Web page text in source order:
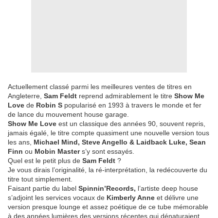
Actuellement classé parmi les meilleures ventes de titres en
Angleterre, Sam Feldt reprend admirablement le titre Show Me
Love de Robin S popularisé en 1993 à travers le monde et fer
de lance du mouvement house garage.
Show Me Love est un classique des années 90, souvent repris,
jamais égalé, le titre compte quasiment une nouvelle version tous
les ans, Michael Mind, Steve Angello & Laidback Luke, Sean
Finn ou Mobin Masters’y sont essayés.
Quel est le petit plus de Sam Feldt ?
Je vous dirais l’originalité, la ré-interprétation, la redécouverte du
titre tout simplement.
Faisant partie du label Spinnin’Records, l’artiste deep house
s’adjoint les services vocaux de Kimberly Anne et délivre une
version presque lounge et assez poétique de ce tube mémorable
à des années lumières des versions récentes qui dénaturaient